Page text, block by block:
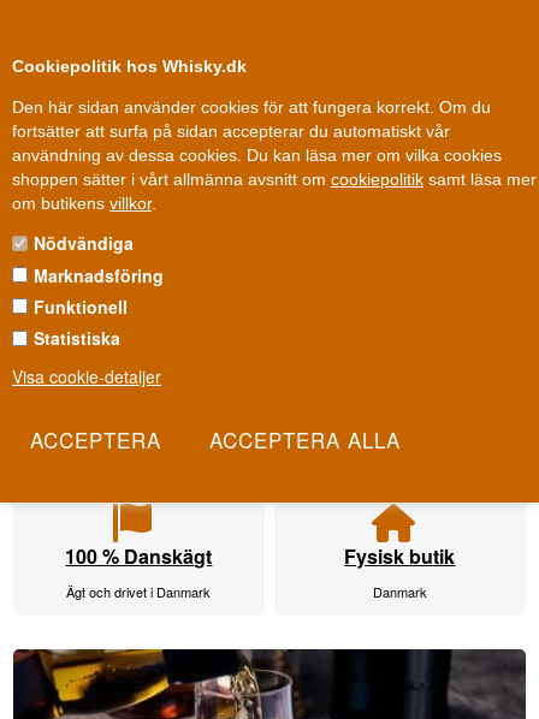
Cookiepolitik hos Whisky.dk
Den här sidan använder cookies för att fungera korrekt. Om du
fortsätter att surfa på sidan accepterar du automatiskt vår
användning av dessa cookies. Du kan läsa mer om vilka cookies
shoppen sätter i vårt allmänna avsnitt om cookiepolitik samt läsa mer
om butikens villkor.
Nödvändiga
Marknadsföring
Funktionell
Statistiska
Visa cookie-detaljer
100 % Danskägt
Ägt och drivet i Danmark
Fysisk butik
Danmark